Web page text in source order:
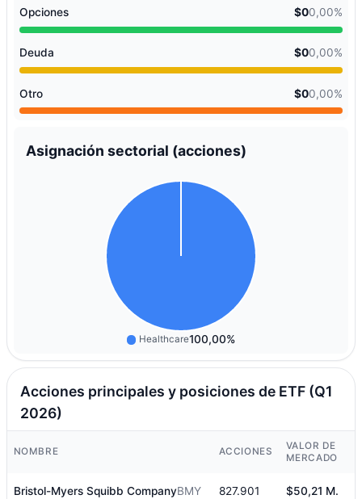
Opciones $00,00%
Deuda $00,00%
Otro $00,00%
Asignación sectorial (acciones)
Healthcare100,00%
Acciones principales y posiciones de ETF (Q1
2026)
NOMBRE ACCIONES
VALOR DE
MERCADO
Bristol-Myers Squibb CompanyBMY 827.901 $50,21 M.